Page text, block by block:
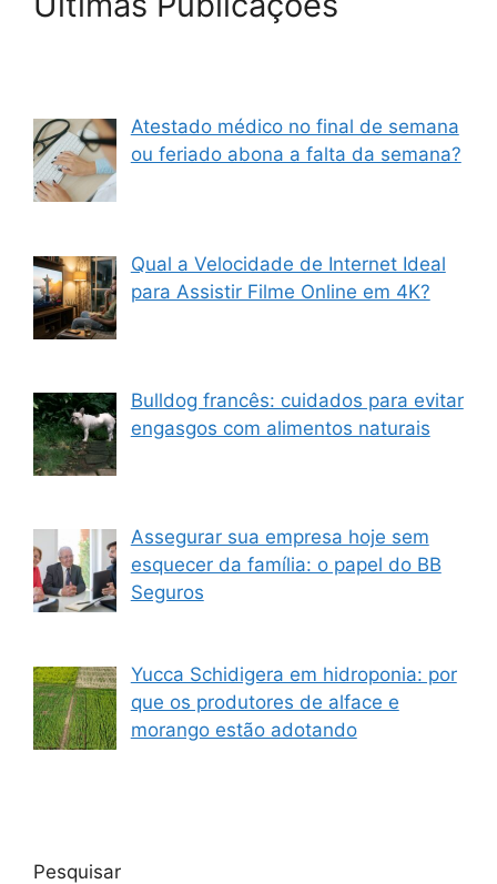
Atestado médico no final de semana
ou feriado abona a falta da semana?
Qual a Velocidade de Internet Ideal
para Assistir Filme Online em 4K?
Bulldog francês: cuidados para evitar
engasgos com alimentos naturais
Assegurar sua empresa hoje sem
esquecer da família: o papel do BB
Seguros
Yucca Schidigera em hidroponia: por
que os produtores de alface e
morango estão adotando
Pesquisar